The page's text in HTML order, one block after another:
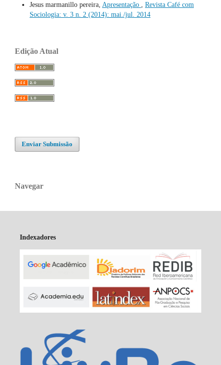
Jesus marmanillo pereira, Apresentação
Revista Café com
Sociologia: v. 3 n. 2 (2014): mai./jul. 2014
Edição Atual
Enviar Submissão
Navegar
Indexadores